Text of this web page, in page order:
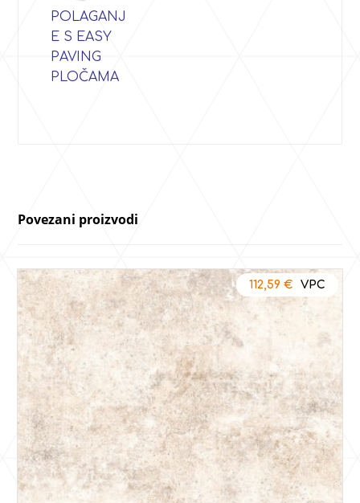
POLAGANJ
E S EASY
PAVING
PLOČAMA
Povezani proizvodi
112,59 €